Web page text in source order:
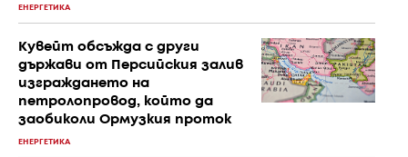
ЕНЕРГЕТИКА
Кувейт обсъжда с други
държави от Персийския залив
изграждането на
петролопровод, който да
заобиколи Ормузкия проток
ЕНЕРГЕТИКА